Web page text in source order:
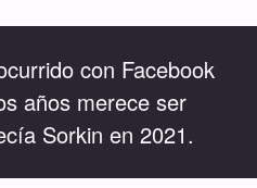
con Facebook
años merece ser
Sorkin en 2021.